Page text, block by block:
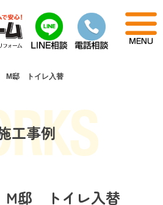
M邸 トイレ入替
工事例
邸 トイレ入替